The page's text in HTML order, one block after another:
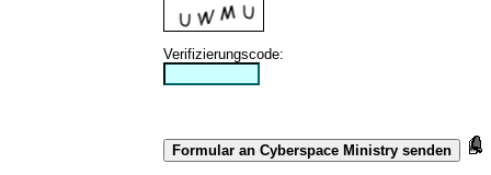
Verifizierungscode: